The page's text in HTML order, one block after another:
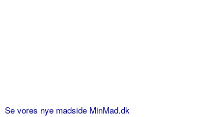
Se vores nye madside MinMad.dk